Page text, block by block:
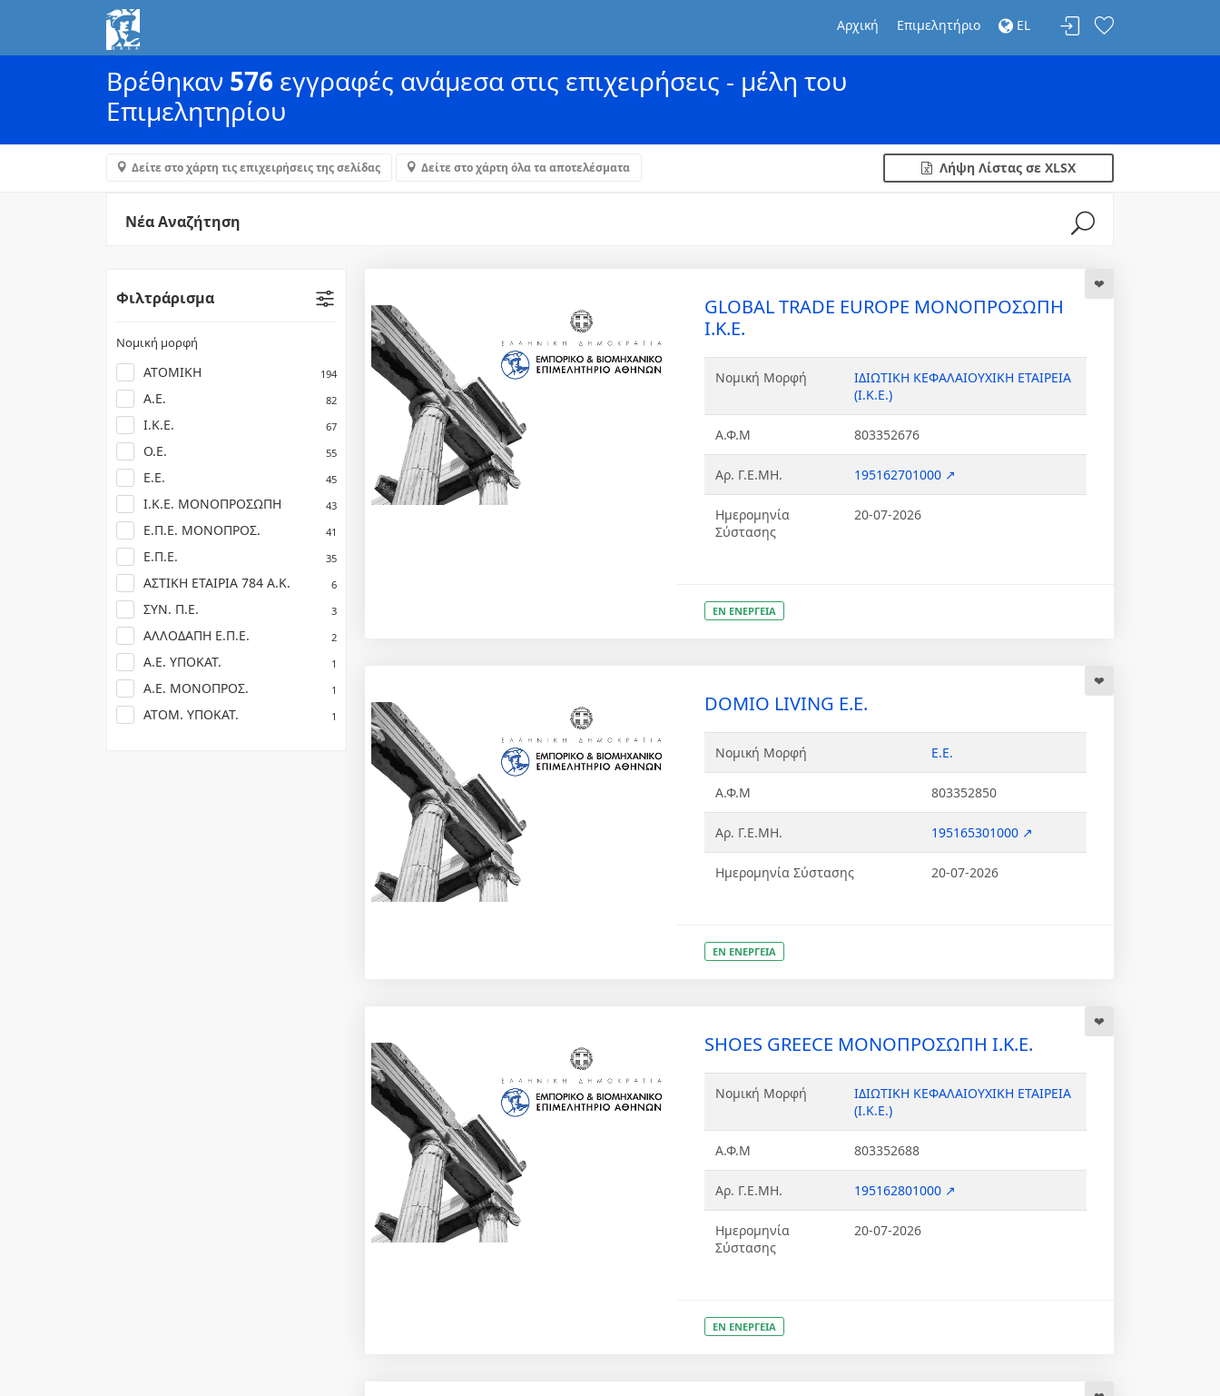
Αρχική Επιμελητήριο EL
Βρέθηκαν 576 εγγραφές ανάμεσα στις επιχειρήσεις - μέλη του
Επιμελητηρίου
Δείτε στο χάρτη τις επιχειρήσεις της σελίδας Δείτε στο χάρτη όλα τα αποτελέσματα Λήψη Λίστας σε XLSX
Νέα Αναζήτηση
Φιλτράρισμα
Νομική μορφή
ΑΤΟΜΙΚΗ 194
Α.Ε. 82
Ι.Κ.Ε. 67
Ο.Ε. 55
Ε.Ε. 45
Ι.Κ.Ε. ΜΟΝΟΠΡΟΣΩΠΗ 43
Ε.Π.Ε. ΜΟΝΟΠΡΟΣ. 41
Ε.Π.Ε. 35
ΑΣΤΙΚΗ ΕΤΑΙΡΙΑ 784 Α.Κ. 6
ΣΥΝ. Π.Ε. 3
ΑΛΛΟΔΑΠΗ Ε.Π.Ε. 2
Α.Ε. ΥΠΟΚΑΤ. 1
Α.Ε. ΜΟΝΟΠΡΟΣ. 1
ΑΤΟΜ. ΥΠΟΚΑΤ. 1
GLOBAL TRADE EUROPE ΜΟΝΟΠΡΟΣΩΠΗ
Ι.Κ.Ε.
Νομική Μορφή
ΙΔΙΩΤΙΚΗ ΚΕΦΑΛΑΙΟΥΧΙΚΗ ΕΤΑΙΡΕΙΑ
(Ι.Κ.Ε.)
Α.Φ.Μ 803352676
Αρ. Γ.Ε.ΜΗ. 195162701000 ↗
Ημερομηνία
Σύστασης
20-07-2026
ΕΝ ΕΝΕΡΓΕΙΑ
DOMIO LIVING Ε.Ε.
Νομική Μορφή Ε.Ε.
Α.Φ.Μ 803352850
Αρ. Γ.Ε.ΜΗ. 195165301000 ↗
Ημερομηνία Σύστασης 20-07-2026
ΕΝ ΕΝΕΡΓΕΙΑ
SHOES GREECE ΜΟΝΟΠΡΟΣΩΠΗ Ι.Κ.Ε.
Νομική Μορφή
ΙΔΙΩΤΙΚΗ ΚΕΦΑΛΑΙΟΥΧΙΚΗ ΕΤΑΙΡΕΙΑ
(Ι.Κ.Ε.)
Α.Φ.Μ 803352688
Αρ. Γ.Ε.ΜΗ. 195162801000 ↗
Ημερομηνία
Σύστασης
20-07-2026
ΕΝ ΕΝΕΡΓΕΙΑ